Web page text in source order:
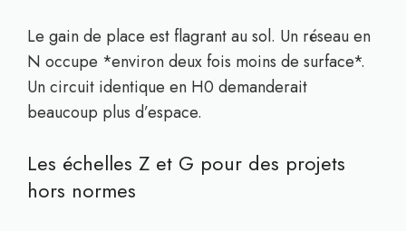
Le gain de place est flagrant au sol. Un réseau en
N occupe *environ deux fois moins de surface*.
Un circuit identique en H0 demanderait
beaucoup plus d’espace.
Les échelles Z et G pour des projets
hors normes